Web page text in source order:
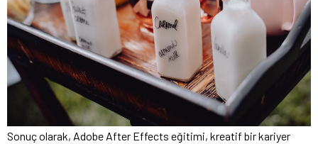
Sonuç olarak, Adobe After Effects eğitimi, kreatif bir kariyer